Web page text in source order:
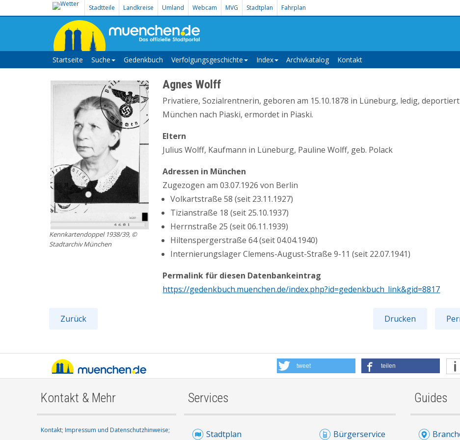
Stadtteile Landkreise Umland Webcam MVG Stadtplan Fahrplan
Startseite Suche Gedenkbuch Verfolgungsgeschichte Index Archivkatalog Kontakt
Kennkartendoppel 1938/39, ©
Stadtarchiv München
Agnes Wolff
Privatiere, Sozialrentnerin, geboren am 15.10.1878 in Lüneburg, ledig, deportiert
München nach Piaski, ermordet in Piaski.
Eltern
Julius Wolff, Kaufmann in Lüneburg, Pauline Wolff, geb. Polack
Adressen in München
Zugezogen am 03.07.1926 von Berlin
Volkartstraße 58 (seit 23.11.1927)
Tizianstraße 18 (seit 25.10.1937)
Herrnstraße 25 (seit 06.11.1939)
Hiltenspergerstraße 64 (seit 04.04.1940)
Internierungslager Clemens-August-Straße 9-11 (seit 22.07.1941)
Permalink für diesen Datenbankeintrag
https://gedenkbuch.muenchen.de/index.php?id=gedenkbuch_link&gid=8817
Zurück Drucken
tweet teilen
Kontakt & Mehr
Kontakt; Impressum und Datenschutzhinweise;
Services
Stadtplan Bürgerservice
Guides